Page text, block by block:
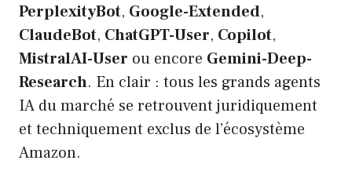
PerplexityBot, Google-Extended,
ClaudeBot, ChatGPT-User, Copilot,
MistralAI-User ou encore Gemini-Deep-
Research. En clair : tous les grands agents
IA du marché se retrouvent juridiquement
et techniquement exclus de l’écosystème
Amazon.